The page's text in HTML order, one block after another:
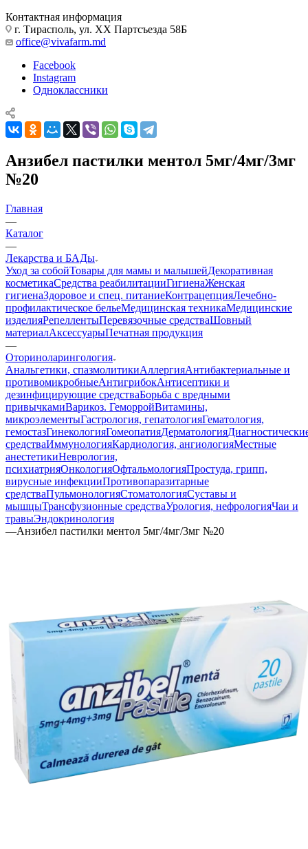
Контактная информация
г. Тирасполь, ул. ХХ Партсъезда 58Б
office@vivafarm.md
Facebook
Instagram
Одноклассники
Анзибел пастилки ментол 5мг/4мг/3мг
№20
Главная
—
Каталог
—
Лекарства и БАДы
Уход за собойТовары для мамы и малышейДекоративная
косметикаСредства реабилитацииГигиенаЖенская
гигиенаЗдоровое и спец. питаниеКонтрацепцияЛечебно-
профилактическое бельеМедицинская техникаМедицинские
изделияРепеллентыПеревязочные средстваШовный
материалАксессуарыПечатная продукция
—
Оториноларингология
Анальгетики, спазмолитикиАллергияАнтибактериальные и
противомикробныеАнтигрибокАнтисептики и
дезинфицирующие средстваБорьба с вредными
привычкамиВарикоз. ГеморройВитамины,
микроэлементыГастрология, гепатологияГематология,
гемостазГинекологияГомеопатияДерматология
средстваИммунологияКардиология, ангиологияМестные
анестетикиНеврология,
психиатрияОнкологияОфтальмологияПростуда, грипп,
вирусные инфекцииПротивопаразитарные
средстваПульмонологияСтоматологияСуставы и
мышцыТрансфузионные средстваУрология, нефрологияЧаи и
травыЭндокринология
—Анзибел пастилки ментол 5мг/4мг/3мг №20